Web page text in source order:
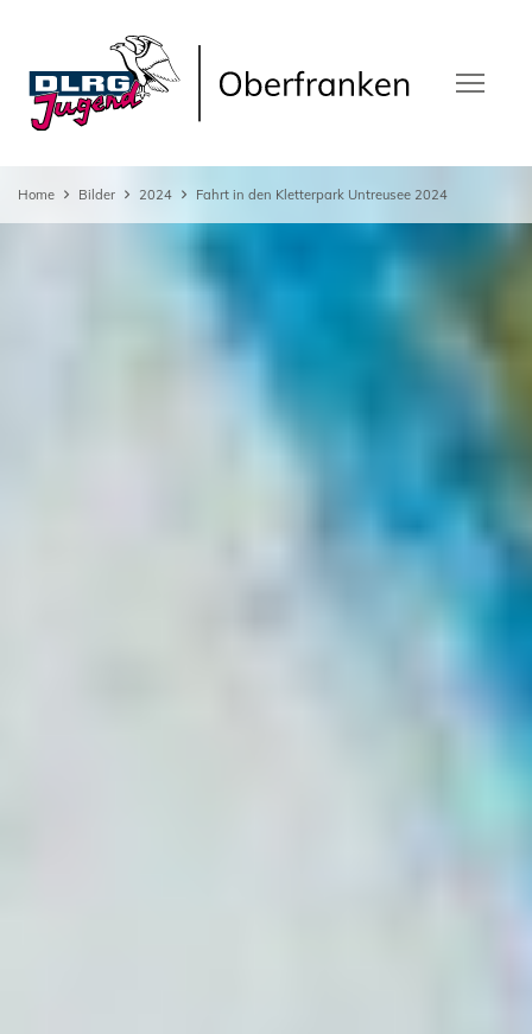
Home Bilder 2024 Fahrt in den Kletterpark Untreusee 2024